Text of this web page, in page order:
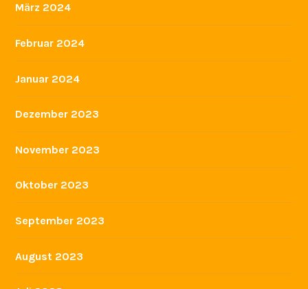
März 2024
Februar 2024
Januar 2024
Dezember 2023
November 2023
Oktober 2023
September 2023
August 2023